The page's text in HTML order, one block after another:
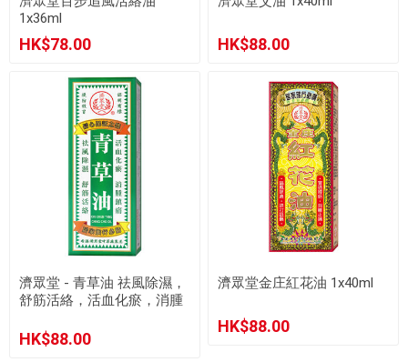
1x36ml
HK$78.00 HK$88.00
濟眾堂 - 青草油 祛風除濕，
舒筋活絡，活血化瘀，消腫
HK$88.00
濟眾堂金庄紅花油 1x40ml
HK$88.00